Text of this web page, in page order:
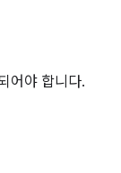
어야 합니다.